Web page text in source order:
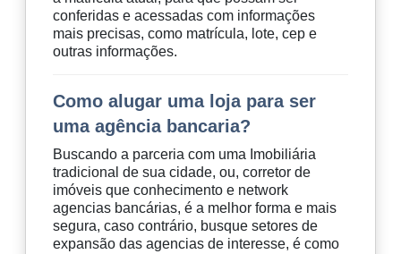
conferidas e acessadas com informações
mais precisas, como matrícula, lote, cep e
outras informações.
Como alugar uma loja para ser
uma agência bancaria?
Buscando a parceria com uma Imobiliária
tradicional de sua cidade, ou, corretor de
imóveis que conhecimento e network
agencias bancárias, é a melhor forma e mais
segura, caso contrário, busque setores de
expansão das agencias de interesse, é como